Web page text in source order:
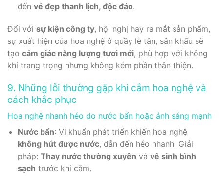
đến vẻ đẹp thanh lịch, độc đáo.
Đối với sự kiện công ty, hội nghị hay ra mắt sản phẩm,
sự xuất hiện của hoa nghệ ở quầy lễ tân, sân khấu sẽ
tạo cảm giác năng lượng tươi mới, phù hợp với không
khí trang trọng nhưng không kém phần thân thiện.
9. Những lỗi thường gặp khi cắm hoa nghệ và
cách khắc phục
Hoa nghệ nhanh héo do nước bẩn hoặc ánh sáng mạnh
Nước bẩn: Vi khuẩn phát triển khiến hoa nghệ
không hút được nước, dẫn đến héo nhanh. Giải
pháp: Thay nước thường xuyên và vệ sinh bình
sạch trước khi cắm.